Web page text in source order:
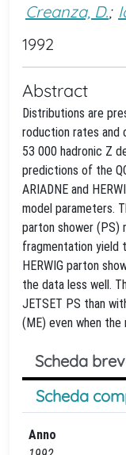
Creanza, D.;
1992
Abstract
Distributions are
roduction rates and
53 000 hadronic Z
predictions of the
ARIADNE and
model parameters.
parton shower (PS)
fragmentation yield
HERWIG parton
the data less well.
JETSET PS than
(ME) even when
Scheda
Scheda
Anno